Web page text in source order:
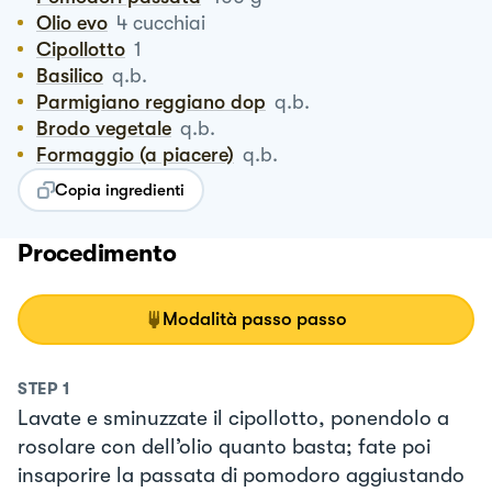
Olio evo 4 cucchiai
Cipollotto 1
Basilico q.b.
Parmigiano reggiano dop q.b.
Brodo vegetale q.b.
Formaggio (a piacere) q.b.
Copia ingredienti
Procedimento
Modalità passo passo
STEP 1
Lavate e sminuzzate il cipollotto, ponendolo a
rosolare con dell’olio quanto basta; fate poi
insaporire la passata di pomodoro aggiustando